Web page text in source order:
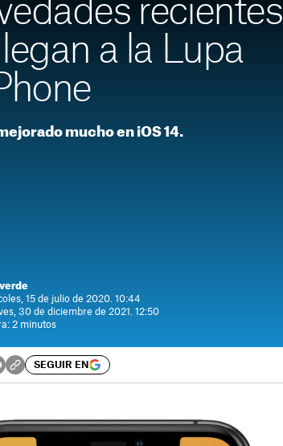
recientes
a la Lupa
mucho en iOS 14.
15 de julio de 2020. 10:44
30 de diciembre de 2021. 12:50
2 minutos
SEGUIR EN